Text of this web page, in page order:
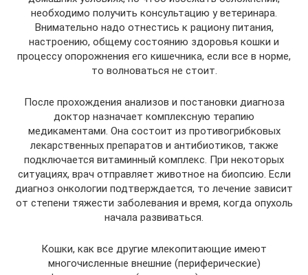
необходимо получить консультацию у ветеринара.
Внимательно надо отнестись к рациону питания,
настроению, общему состоянию здоровья кошки и
процессу опорожнения его кишечника, если все в норме,
то волноваться не стоит.
После прохождения анализов и постановки диагноза
доктор назначает комплексную терапию
медикаментами. Она состоит из противогрибковых
лекарственных препаратов и антибиотиков, также
подключается витаминный комплекс. При некоторых
ситуациях, врач отправляет животное на биопсию. Если
диагноз онкологии подтверждается, то лечение зависит
от степени тяжести заболевания и время, когда опухоль
начала развиваться.
Кошки, как все другие млекопитающие имеют
многочисленные внешние (периферические)